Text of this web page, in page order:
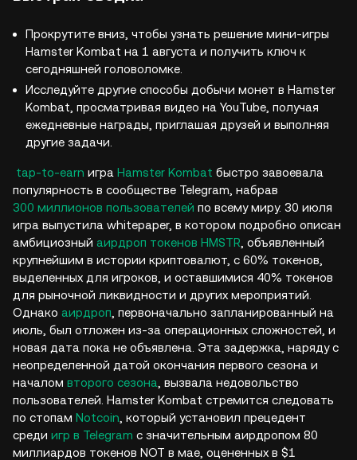
Прокрутите вниз, чтобы узнать решение мини-игры
Hamster Kombat на 1 августа и получить ключ к
сегодняшней головоломке.
Исследуйте другие способы добычи монет в Hamster
Kombat, просматривая видео на YouTube, получая
ежедневные награды, приглашая друзей и выполняя
другие задачи.
tap-to-earn игра Hamster Kombat быстро завоевала
популярность в сообществе Telegram, набрав
300 миллионов пользователей по всему миру. 30 июля
игра выпустила whitepaper, в котором подробно описан
амбициозный аирдроп токенов HMSTR , объявленный
крупнейшим в истории криптовалют, с 60% токенов,
выделенных для игроков, и оставшимися 40% токенов
для рыночной ликвидности и других мероприятий.
Однако аирдроп , первоначально запланированный на
июль, был отложен из-за операционных сложностей, и
новая дата пока не объявлена. Эта задержка, наряду с
неопределенной датой окончания первого сезона и
началом второго сезона , вызвала недовольство
пользователей. Hamster Kombat стремится следовать
по стопам Notcoin , который установил прецедент
среди игр в Telegram с значительным аирдропом 80
миллиардов токенов NOT в мае, оцененных в $1